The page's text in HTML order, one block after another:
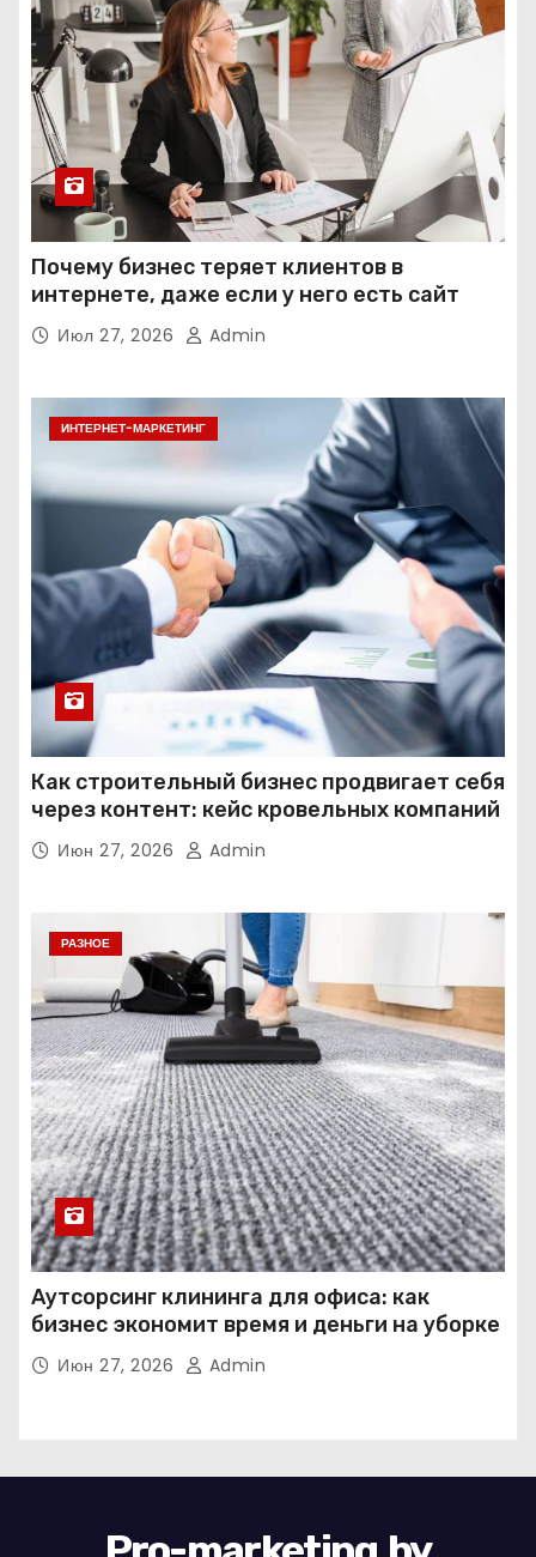
Почему бизнес теряет клиентов в
интернете, даже если у него есть сайт
Июл 27, 2026 Admin
ИНТЕРНЕТ-МАРКЕТИНГ
Как строительный бизнес продвигает себя
через контент: кейс кровельных компаний
Июн 27, 2026 Admin
РАЗНОЕ
Аутсорсинг клининга для офиса: как
бизнес экономит время и деньги на уборке
Июн 27, 2026 Admin